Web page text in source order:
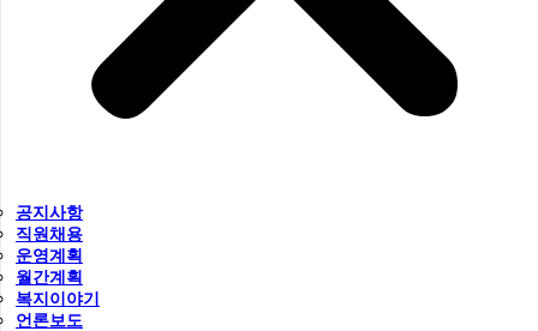
공지사항
직원채용
운영계획
월간계획
복지이야기
언론보도